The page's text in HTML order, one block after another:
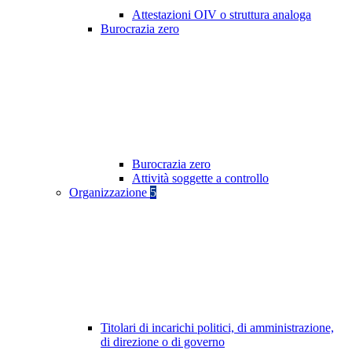
Attestazioni OIV o struttura analoga
Burocrazia zero
Burocrazia zero
Attività soggette a controllo
Organizzazione 5
Titolari di incarichi politici, di amministrazione,
di direzione o di governo